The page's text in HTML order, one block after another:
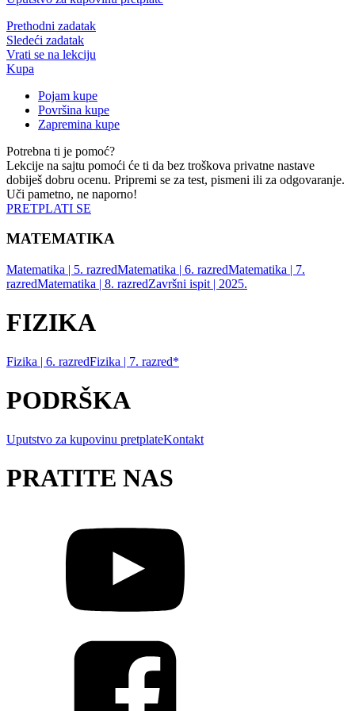
Prethodni zadatak
Sledeći zadatak
Vrati se na lekciju
Kupa
Pojam kupe
Površina kupe
Zapremina kupe
Potrebna ti je pomoć?
Lekcije na sajtu pomoći će ti da bez troškova privatne nastave
dobiješ dobru ocenu. Pripremi se za test, pismeni ili za odgovaranje.
Uči pametno, ne naporno!
PRETPLATI SE
MATEMATIKA
Matematika | 5. razredMatematika | 6. razredMatematika | 7.
razredMatematika | 8. razredZavršni ispit | 2025.
FIZIKA
Fizika | 6. razredFizika | 7. razred*
PODRŠKA
Uputstvo za kupovinu pretplateKontakt
PRATITE NAS